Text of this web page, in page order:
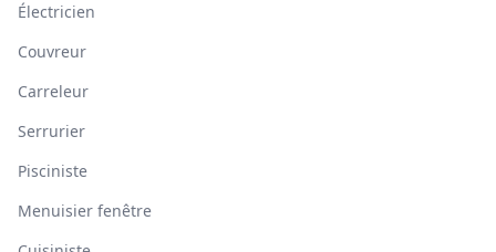
Électricien
Couvreur
Carreleur
Serrurier
Pisciniste
Menuisier fenêtre